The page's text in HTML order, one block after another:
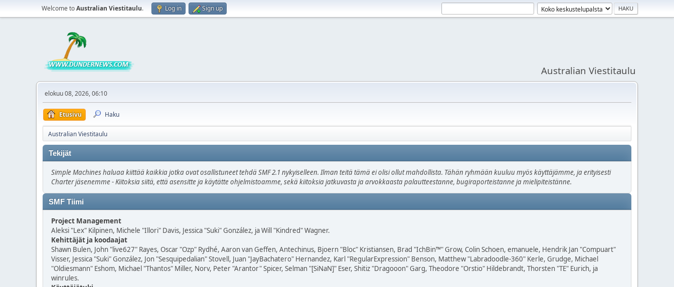
Welcome toAustralian Viestitaulu. Log in Sign up
Australian Viestitaulu
elokuu 08, 2026, 06:10
Etusivu Haku
Australian Viestitaulu
Tekijät
Simple Machines haluaa kiittää kaikkia jotka ovat osallistuneet tehdä SMF 2.1 nykyiselleen. Ilman teitä tämä ei olisi ollut mahdollista. Tähän ryhmään kuuluu myös käyttäjämme, ja erityisesti
Charter jäsenemme - Kiitoksia siitä, että asensitte ja käytätte ohjelmistoamme, sekä kiitoksia jatkuvasta ja arvokkaasta palautteestanne, bugiraporteistanne ja mielipiteistänne.
SMF Tiimi
Project Management
Aleksi "Lex" Kilpinen, Michele "Illori" Davis, Jessica "Suki" González, ja Will "Kindred" Wagner.
Kehittäjät ja koodaajat
Shawn Bulen, John "live627" Rayes, Oscar "Ozp" Rydhé, Aaron van Geffen, Antechinus, Bjoern "Bloc" Kristiansen, Brad "IchBin™" Grow, Colin Schoen, emanuele, Hendrik Jan "Compuart"
Visser, Jessica "Suki" González, Jon "Sesquipedalian" Stovell, Juan "JayBachatero" Hernandez, Karl "RegularExpression" Benson, Matthew "Labradoodle-360" Kerle, Grudge, Michael
"Oldiesmann" Eshom, Michael "Thantos" Miller, Norv, Peter "Arantor" Spicer, Selman "[SiNaN]" Eser, Shitiz "Dragooon" Garg, Theodore "Orstio" Hildebrandt, Thorsten "TE" Eurich, ja
winrules.